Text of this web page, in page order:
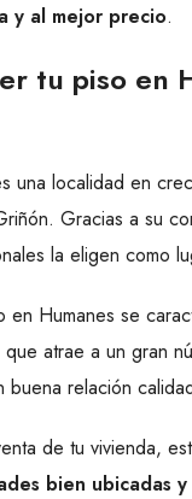
y al mejor precio.
tu piso en
una localidad en
Gracias a su
la eligen como
en Humanes se
atrae a un gran
relación
de tu vivienda,
bien ubicadas